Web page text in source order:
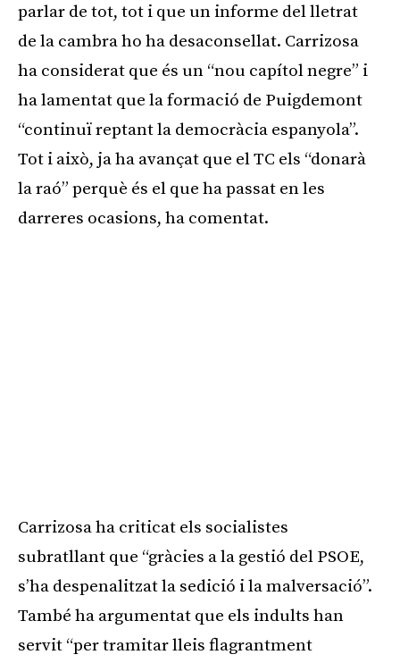
parlar de tot, tot i que un informe del lletrat
de la cambra ho ha desaconsellat. Carrizosa
ha considerat que és un “nou capítol negre” i
ha lamentat que la formació de Puigdemont
“continuï reptant la democràcia espanyola”.
Tot i això, ja ha avançat que el TC els “donarà
la raó” perquè és el que ha passat en les
darreres ocasions, ha comentat.
Carrizosa ha criticat els socialistes
subratllant que “gràcies a la gestió del PSOE,
s’ha despenalitzat la sedició i la malversació”.
També ha argumentat que els indults han
servit “per tramitar lleis flagrantment